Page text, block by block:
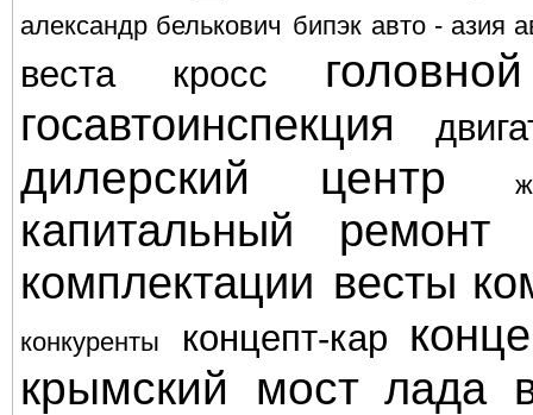
александр белькович бипэк авто - азия
веста кросс
госавтоинспекция
дилерский центр
капитальный ремонт
комплектации весты
конкуренты концепт-кар
крымский мост лада